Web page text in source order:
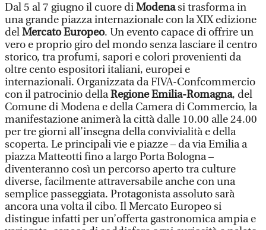
Dal 5 al 7 giugno il cuore diModenasi trasforma in
una grande piazza internazionale con la XIX edizione
delMercato Europeo. Un evento capace di offrire un
vero e proprio giro del mondo senza lasciare il centro
storico, tra profumi, sapori e colori provenienti da
oltre cento espositori italiani, europei e
internazionali. Organizzata da FIVA-Confcommercio
con il patrocinio dellaRegione Emilia-Romagna, del
Comune di Modena e della Camera di Commercio, la
manifestazione animerà la città dalle 10.00 alle 24.00
per tre giorni all’insegna della convivialità e della
scoperta. Le principali vie e piazze – da via Emilia a
piazza Matteotti fino a largo Porta Bologna –
diventeranno così un percorso aperto tra culture
diverse, facilmente attraversabile anche con una
semplice passeggiata. Protagonista assoluto sarà
ancora una volta il cibo. Il Mercato Europeo si
distingue infatti per un’offerta gastronomica ampia e